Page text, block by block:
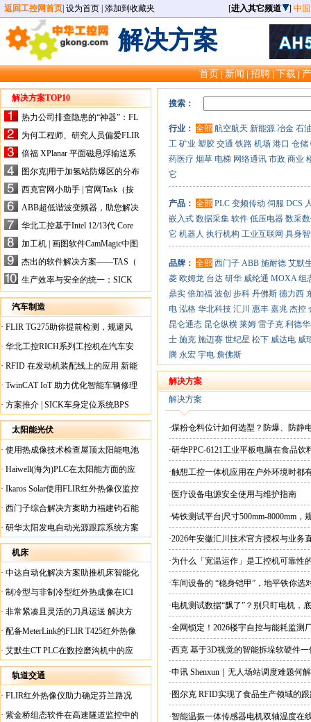
返回工控网首页 设为首页 添加到收藏夹 [进入其它频道 ] 中
解决方案
首页|新闻|招聘|下载|
解决方案TOP10
热力公司排查隐患的“神器”：FL
IR手持式热像仪，高效精准！
为何工程师、研究人员偏爱FLIR
X-HS系列热像仪？精准高效是
关键
倍福 XPlanar 平面磁悬浮输送系
统的创新应用
图尔克|用于加氢站防爆区的分布
式I/O解决方案
西克官网小助手 | 官网Task（按
任务选型）更新预告
ABB超低谐波变频器，助您解决
电气设备运行难题！
华北工控基于Intel 12/13代 Core
的ATX-6159嵌入式主板，推进
机器人市场
加工机 | 画图软件CamMagic中图
层整合的问题
杰出的软件解决方案——TAS（
Turck Automation Suite）
生产效率与安全的统一：SICK
关于机器人技术传感器解决方案
的采访
汽车制造
· FLIR TG275助你提前检测，规避风
险！
· 华北工控RICH系列工控机在汽车安
全检测行业中的应用
· RFID 在发动机装配线上的应用 新能
源汽车爆炸频发？
· TwinCAT IoT 助力优化智能车辆修理
· 方案推介 | SICK车身定位系统BPS
太阳能光伏
· 使用热成像技术检查屋顶太阳能电池
板
· Haiwell(海为)PLC在太阳能方面的应
用
· Ikaros Solar使用FLIR红外热像仪监控
已装太阳能电池板
· 西门子综合解决方案助力福建钧石能
源飞速发展
· 研华太阳发电自动光源跟踪系统方案
机床
· 中达自动化解决方案助推机床智能化
升级
· 制冷型与非制冷型红外热成像在ICI
工厂内完美配合
· 非常紧凑且灵活的刀具运送 解决方
案
· 配备MeterLink的FLIR T425红外热像
仪帮助Medite Europe Ltd加快红外检测
工作速度
· 艾默生CT PLC在数控磨沟机中的应
用
轨道交通
· FLIR红外热像仪助力确定芬兰路况
· 紫金桥组态软件在高速隧道监控中的
搜索：
行业： 全部 航空航天 新能源 冶金 石
工 矿业 塑胶 交通 铁路 机场 港口 仓储
药医疗 烟草 电梯 网络通讯 市政 商业
它
产品： 全部 PLC 变频传动 伺服 DCS
嵌入式 数据采集 软件 低压电器 数采
它 机器人 执行机构 工业互联网 具身
品牌： 全部 西门子 ABB 施耐德 艾默
菱 欧姆龙 台达 研华 威纶通 MOXA 组
鼎实 倍加福 波创 步科 丹佛斯 德力西
电 泓格 华北科技 汇川 惠丰 嘉兆 杰控
昆仑通态 昆仑纵横 莱姆 雷子克 利德
士 施克 施迈赛 世纪星 松下 威达电 威
腾 永宏 宇电 詹佛斯
解决方案
解决方案
·煤粉仓料位计如何选型？防爆、防静
·研华PPC-6121工业平板电脑在食品
·触想工控一体机应用在户外环境时都
·医疗设备电源安全使用与维护指南
·铸铁测试平台|尺寸500mm-8000mm，
·2026年安徽汇川技术官方授权与业务
现货直供平台
·为什么「宽温运作」是工控机可靠性
·车间设备的 “稳身铠甲”，地平铁你选
·电机测试数据“飘了”？别只盯电机，
·全网锁定！2026楼宇自控与能耗监
·西克 基于3D视觉的智能拆垛软硬件
·申讯 Shenxun｜无人场站调度难题何
·图尔克 RFID实现了食品生产领域的
·智能温振一体传感器电机双轴温度在